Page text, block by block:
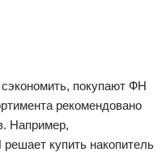
покупают ФН
рекомендовано
Например,
купить накопитель